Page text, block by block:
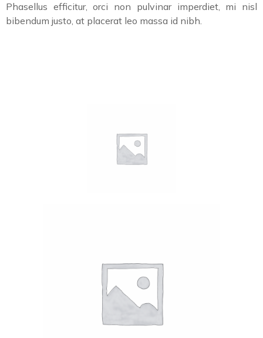
Phasellus efficitur, orci non pulvinar imperdiet, mi nisl
bibendum justo, at placerat leo massa id nibh.